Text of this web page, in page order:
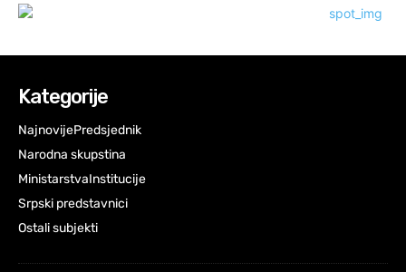
Kategorije
NajnovijePredsjednik
Narodna skupstina
MinistarstvaInstitucije
Srpski predstavnici
Ostali subjekti